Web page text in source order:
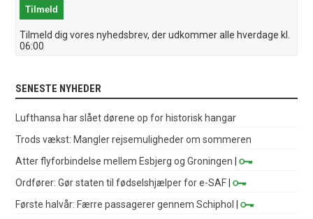
Tilmeld dig vores nyhedsbrev, der udkommer alle hverdage kl.
06:00
SENESTE NYHEDER
Lufthansa har slået dørene op for historisk hangar
Trods vækst: Mangler rejsemuligheder om sommeren
Atter flyforbindelse mellem Esbjerg og Groningen |
Ordfører: Gør staten til fødselshjælper for e-SAF |
Første halvår: Færre passagerer gennem Schiphol
|